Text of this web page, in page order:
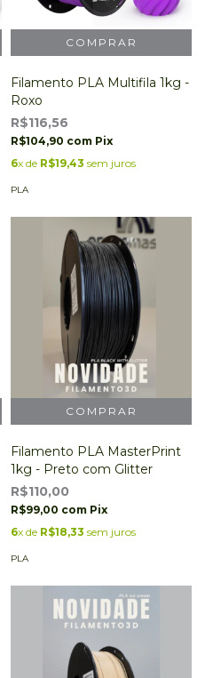
Filamento PLA Multifila 1kg -
Roxo
R$116,56
R$104,90 com Pix
6x de R$19,43 sem juros
PLA
Filamento PLA MasterPrint
1kg - Preto com Glitter
R$110,00
R$99,00 com Pix
6x de R$18,33 sem juros
PLA